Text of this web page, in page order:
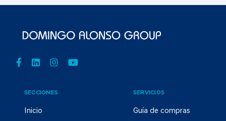
SECCIONES
Inicio
SERVICIOS
Guía de compras